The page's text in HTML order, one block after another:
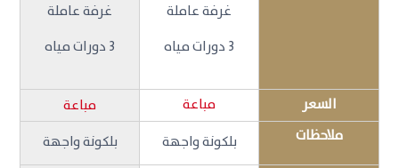
غرفة عاملة
3 دورات مياه
غرفة عاملة
3 دورات مياه
السعر مباعة
مباعة
ملاحظات
بلكونة واجهة
بلكونة واجهة